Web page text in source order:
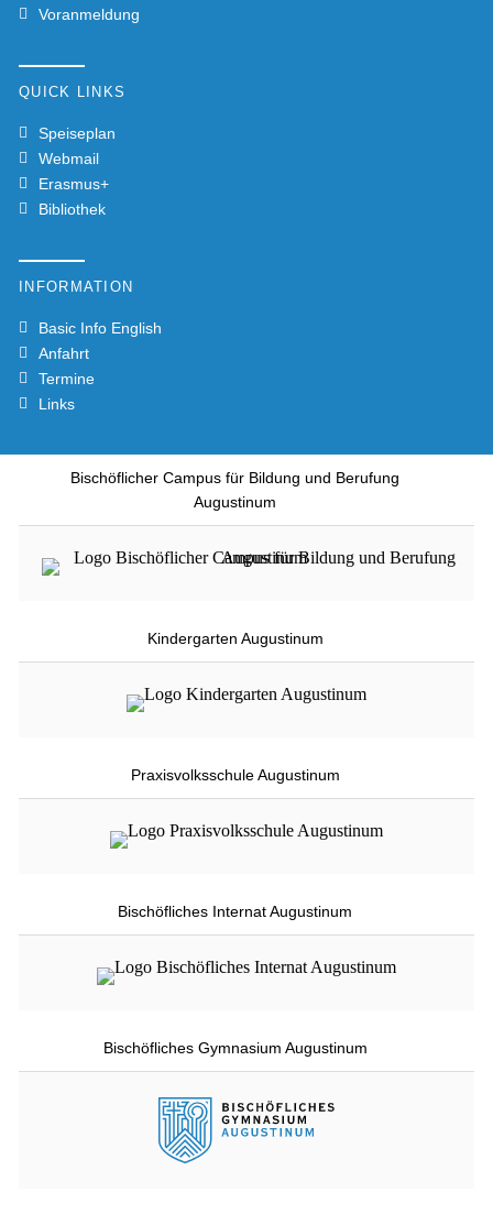
Voranmeldung
QUICK LINKS
Speiseplan
Webmail
Erasmus+
Bibliothek
INFORMATION
Basic Info English
Anfahrt
Termine
Links
Bischöflicher Campus für Bildung und Berufung
Augustinum
Kindergarten Augustinum
Praxisvolksschule Augustinum
Bischöfliches Internat Augustinum
Bischöfliches Gymnasium Augustinum